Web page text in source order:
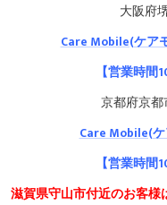
大阪府
Care Mobile(ケア
【営業時
京都府京
Care Mobile(
【営業時
滋賀県守山市付近のお客